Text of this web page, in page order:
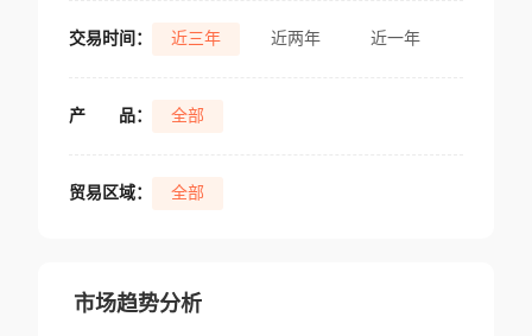
交易时间： 近三年 近两年 近一年
产 品： 全部
贸易区域： 全部
市场趋势分析